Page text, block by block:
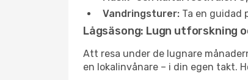
Vandringsturer: Ta en guidad
Lågsäsong: Lugn utforskning
Att resa under de lugnare
en lokalinvånare – i din egen takt.